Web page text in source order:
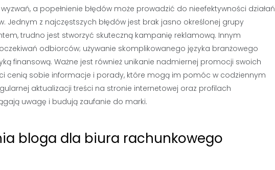
a popełnienie błędów może prowadzić do nieefektywności działań
z najczęstszych błędów jest brak jasno określonej grupy
trudno jest stworzyć skuteczną kampanię reklamową. Innym
odbiorców; używanie skomplikowanego języka branżowego
finansową. Ważne jest również unikanie nadmiernej promocji swoich
cenią sobie informacje i porady, które mogą im pomóc w codziennym
aktualizacji treści na stronie internetowej oraz profilach
uwagę i budują zaufanie do marki.
bloga dla biura rachunkowego